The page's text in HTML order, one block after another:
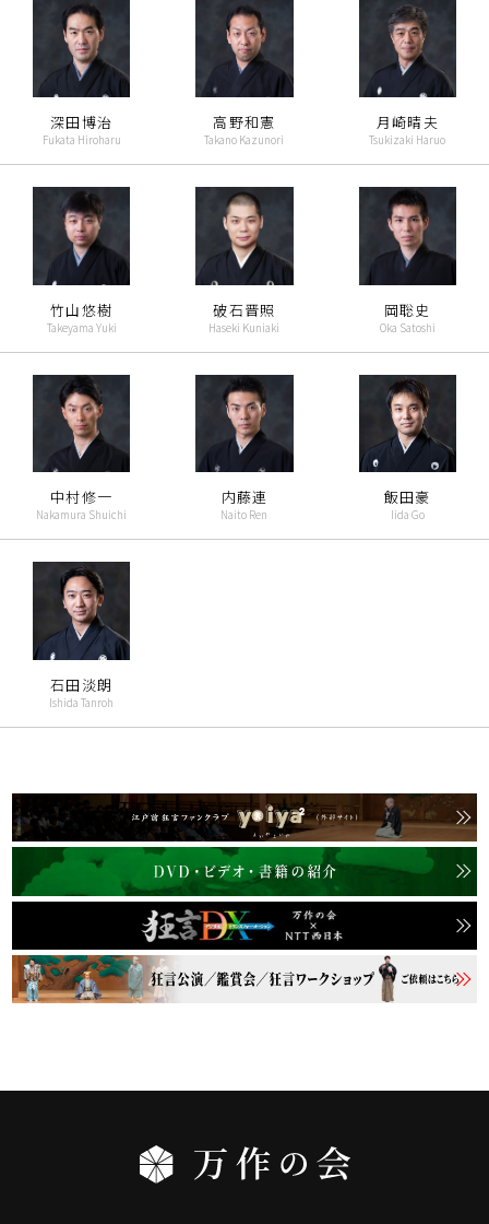
深田博治
Fukata Hiroharu
高野和憲
Takano Kazunori
月崎晴夫
Tsukizaki Haruo
竹山悠樹
Takeyama Yuki
破石晋照
Haseki Kuniaki
岡聡史
Oka Satoshi
中村修一
Nakamura Shuichi
内藤連
Naito Ren
飯田豪
Iida Go
石田淡朗
Ishida Tanroh